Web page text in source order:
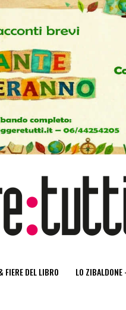
FIERE DEL LIBRO LO